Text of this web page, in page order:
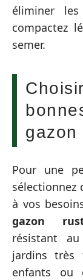
éliminer
compactez
semer.
gazon
Pour une
sélectionnez
à vos
gazon
résistant
jardins très
enfants ou